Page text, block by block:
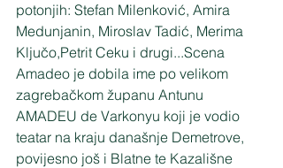
potonjih: Stefan Milenković, Amira
Medunjanin, Miroslav Tadić, Merima
Ključo,Petrit Ceku i drugi...Scena
Amadeo je dobila ime po velikom
zagrebačkom županu Antunu
AMADEU de Varkonyu koji je vodio
teatar na kraju današnje Demetrove,
povijesno još i Blatne te Kazališne